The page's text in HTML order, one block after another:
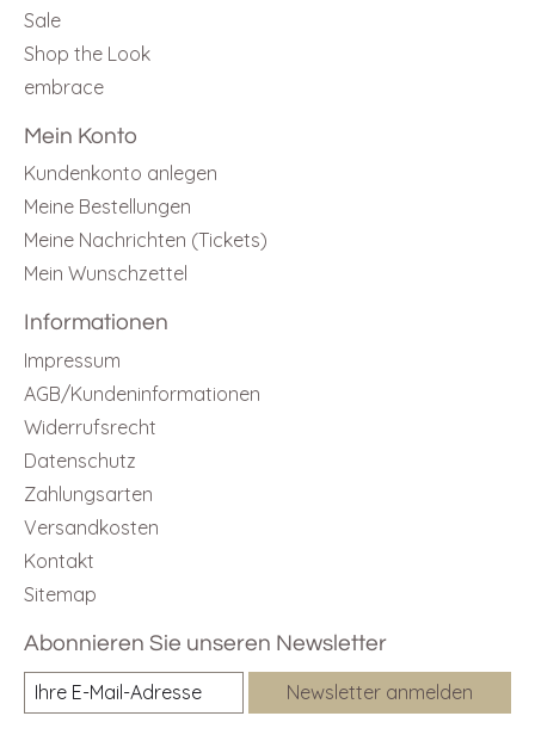
Sale
Shop the Look
embrace
Mein Konto
Kundenkonto anlegen
Meine Bestellungen
Meine Nachrichten (Tickets)
Mein Wunschzettel
Informationen
Impressum
AGB/Kundeninformationen
Widerrufsrecht
Datenschutz
Zahlungsarten
Versandkosten
Kontakt
Sitemap
Abonnieren Sie unseren Newsletter
Newsletter anmelden